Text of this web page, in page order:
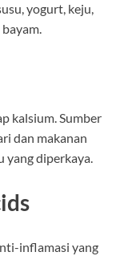
yogurt, keju,
kalsium. Sumber
dan makanan
yang diperkaya.
inflamasi yang